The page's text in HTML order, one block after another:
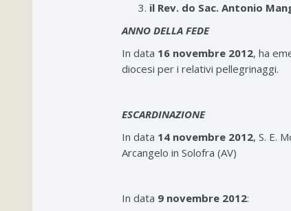
il Rev. do Sac. Antonio
ANNO DELLA FEDE
In data 16 novembre 2012, ha
diocesi per i relativi pellegrinaggi.
ESCARDINAZIONE
In data 14 novembre 2012, S. E.
Arcangelo in Solofra (AV)
In data 9 novembre 2012: